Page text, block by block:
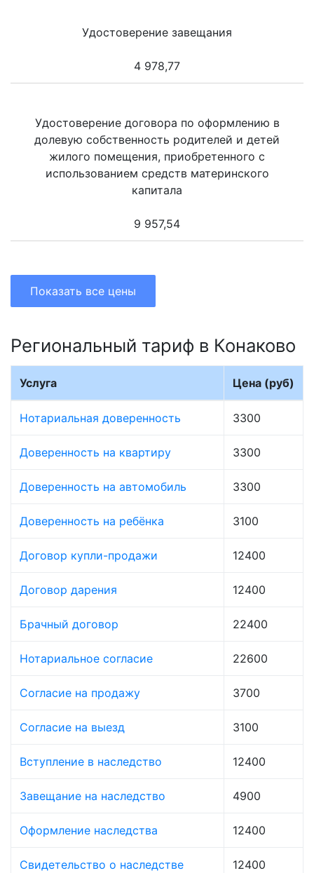
Удостоверение завещания
4 978,77
Удостоверение договора по оформлению в
долевую собственность родителей и детей
жилого помещения, приобретенного с
использованием средств материнского
капитала
9 957,54
Показать все цены
Региональный тариф в Конаково
Услуга Цена (руб)
Нотариальная доверенность 3300
Доверенность на квартиру 3300
Доверенность на автомобиль 3300
Доверенность на ребёнка 3100
Договор купли-продажи 12400
Договор дарения 12400
Брачный договор 22400
Нотариальное согласие 22600
Согласие на продажу 3700
Согласие на выезд 3100
Вступление в наследство 12400
Завещание на наследство 4900
Оформление наследства 12400
Свидетельство о наследстве 12400